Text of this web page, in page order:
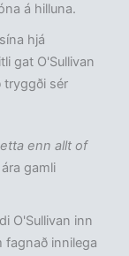
á hilluna.
hjá
gat O'Sullivan
tryggði sér
enn allt of
gamli
O'Sullivan inn
fagnað innilega